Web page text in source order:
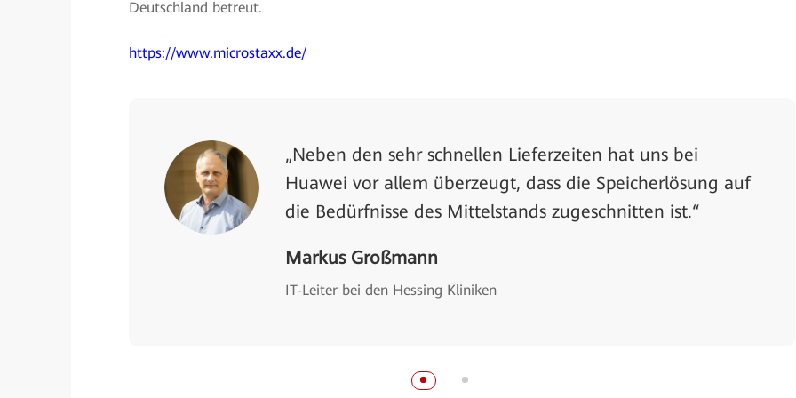
Deutschland betreut.
https://www.microstaxx.de/
„Neben den sehr schnellen Lieferzeiten hat uns bei
Huawei vor allem überzeugt, dass die Speicherlösung auf
die Bedürfnisse des Mittelstands zugeschnitten ist.“
Markus Großmann
IT-Leiter bei den Hessing Kliniken